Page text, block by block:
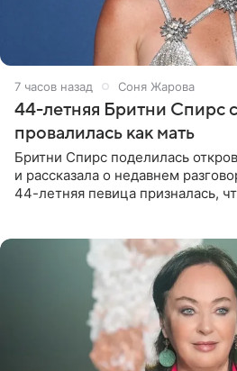
7 часов назад Соня Жарова
44-летняя Бритни Спирс
провалилась как мать
Бритни Спирс поделилась
и рассказала о недавнем
44-летняя певица призналась,